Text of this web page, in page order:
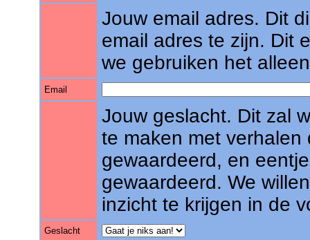
Jouw email adres. Dit
email adres te zijn. Dit
we gebruiken het
Email
Jouw geslacht. Dit zal
te maken met
gewaardeerd, en
gewaardeerd. We
inzicht te krijgen in de
Geslacht